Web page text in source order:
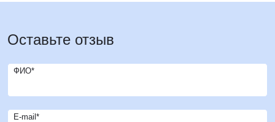
Оставьте отзыв
ФИО*
E-mail*